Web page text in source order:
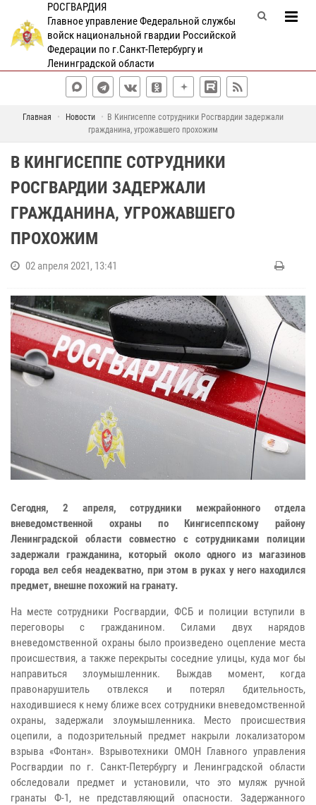
РОСГВАРДИЯ
Главное управление Федеральной службы
войск национальной гвардии Российской
Федерации по г.Санкт-Петербургу и
Ленинградской области
Главная Новости
В Кингисеппе сотрудники Росгвардии задержали
гражданина, угрожавшего прохожим
В КИНГИСЕППЕ СОТРУДНИКИ
РОСГВАРДИИ ЗАДЕРЖАЛИ
ГРАЖДАНИНА, УГРОЖАВШЕГО
ПРОХОЖИМ
02 апреля 2021, 13:41
Сегодня, 2 апреля, сотрудники межрайонного отдела
вневедомственной охраны по Кингисеппскому району
Ленинградской области совместно с сотрудниками полиции
задержали гражданина, который около одного из магазинов
города вел себя неадекватно, при этом в руках у него находился
предмет, внешне похожий на гранату.
На месте сотрудники Росгвардии, ФСБ и полиции вступили в
переговоры с гражданином. Силами двух нарядов
вневедомственной охраны было произведено оцепление места
происшествия, а также перекрыты соседние улицы, куда мог бы
направиться злоумышленник. Выждав момент, когда
правонарушитель отвлекся и потерял бдительность,
находившиеся к нему ближе всех сотрудники вневедомственной
охраны, задержали злоумышленника. Место происшествия
оцепили, а подозрительный предмет накрыли локализатором
взрыва «Фонтан». Взрывотехники ОМОН Главного управления
Росгвардии по г. Санкт-Петербургу и Ленинградской области
обследовали предмет и установили, что это муляж ручной
гранаты Ф-1, не представляющий опасности. Задержанного